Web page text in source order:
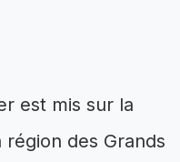
est mis sur la
des Grands